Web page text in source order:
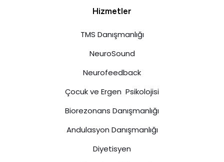
Hizmetler
TMS Danışmanlığı
NeuroSound
Neurofeedback
Çocuk ve Ergen Psikolojisi
Biorezonans Danışmanlığı
Andulasyon Danışmanlığı
Diyetisyen